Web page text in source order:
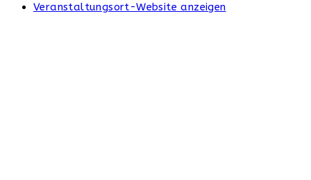
Veranstaltungsort-Website anzeigen